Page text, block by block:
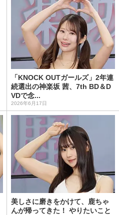
「KNOCK OUTガールズ」2年連
続選出の神楽坂 茜、7th BD＆D
VDで念...
2026年6月17日
美しさに磨きをかけて、鹿ちゃ
んが帰ってきた！ やりたいこと